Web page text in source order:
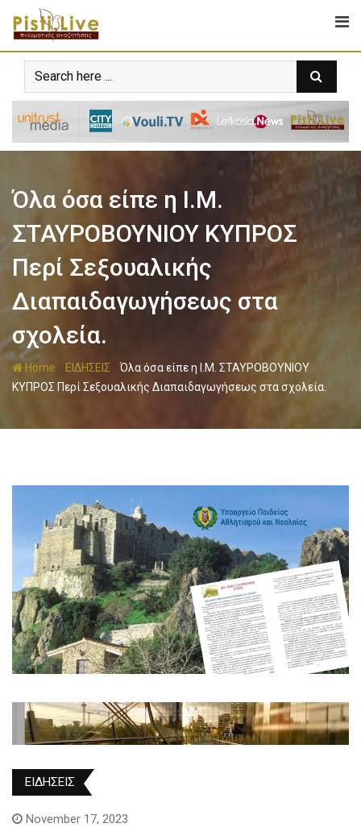
Όλα όσα είπε η Ι.Μ.
ΣΤΑΥΡΟΒΟΥΝΙΟΥ ΚΥΠΡΟΣ
Περί Σεξουαλικής
Διαπαιδαγωγήσεως στα
σχολεία.
Home - ΕΙΔΗΣΕΙΣ -Όλα όσα είπε η Ι.Μ. ΣΤΑΥΡΟΒΟΥΝΙΟΥ
ΚΥΠΡΟΣ Περί Σεξουαλικής Διαπαιδαγωγήσεως στα σχολεία.
ΕΙΔΗΣΕΙΣ
November 17, 2023